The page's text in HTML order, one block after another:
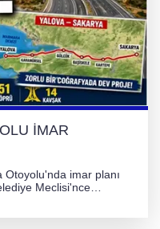
İMAR
Otoyolu'nda imar planı
Meclisi'nce